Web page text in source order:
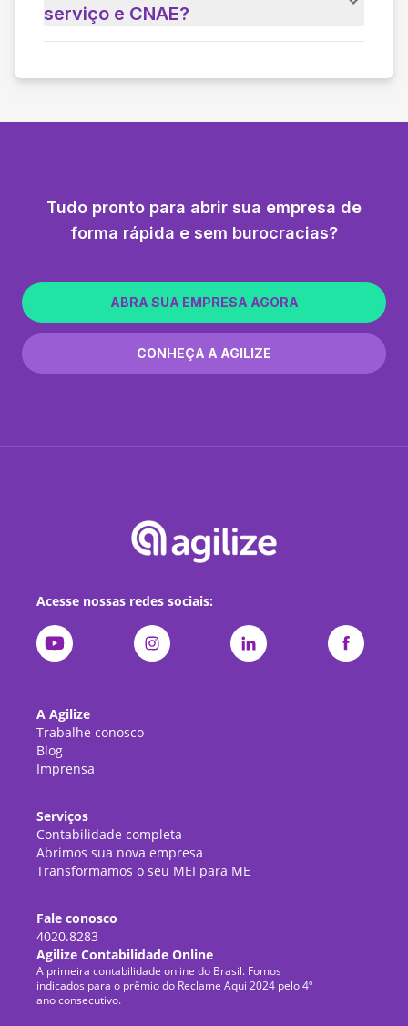
serviço e CNAE?
Tudo pronto para abrir sua empresa de
forma rápida e sem burocracias?
ABRA SUA EMPRESA AGORA
CONHEÇA A AGILIZE
Acesse nossas redes sociais:
A Agilize
Trabalhe conosco
Blog
Imprensa
Serviços
Contabilidade completa
Abrimos sua nova empresa
Transformamos o seu MEI para ME
Fale conosco
4020.8283
Agilize Contabilidade Online
A primeira contabilidade online do Brasil. Fomos
indicados para o prêmio do Reclame Aqui 2024 pelo 4º
ano consecutivo.